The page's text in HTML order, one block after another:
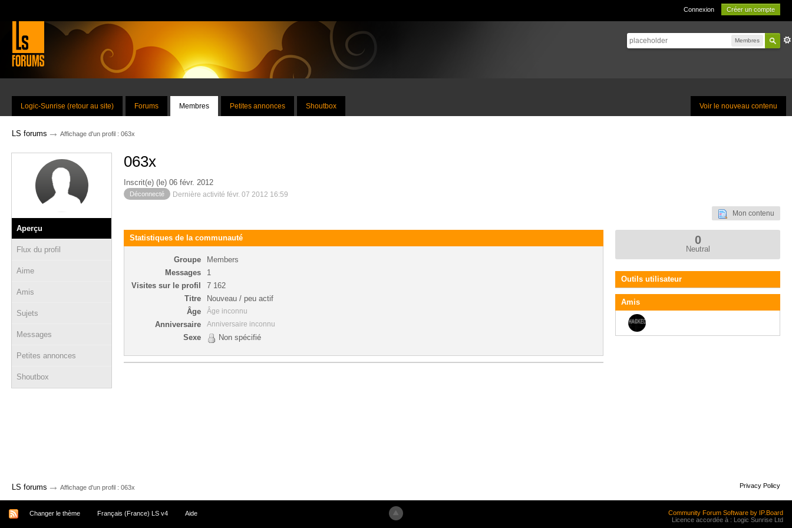
Connexion Créer un compte
Membres
Voir le nouveau contenu
Logic-Sunrise (retour au site) Forums Membres Petites annonces Shoutbox
LS forums → Affichage d'un profil : 063x
Aperçu
Flux du profil
Aime
Amis
Sujets
Messages
Petites annonces
Shoutbox
063x
Inscrit(e) (le) 06 févr. 2012
Déconnecté Dernière activité févr. 07 2012 16:59
Mon contenu
Statistiques de la communauté
Groupe
Members
Messages
1
Visites sur le profil
7 162
Titre
Nouveau / peu actif
Âge
Âge inconnu
Anniversaire Anniversaire inconnu
Sexe Non spécifié
0
Neutral
Outils utilisateur
Amis
LS forums → Affichage d'un profil : 063x Privacy Policy
Changer le thème Français (France) LS v4 Aide
Community Forum Software by IP.Board
Licence accordée à : Logic Sunrise Ltd